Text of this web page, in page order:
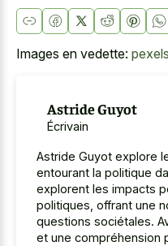
Images en vedette:
Astride Guyot
Écrivain
Astride Guyot explore
entourant la politique
explorent les impacts
politiques, offrant une
questions sociétales.
et une compréhension